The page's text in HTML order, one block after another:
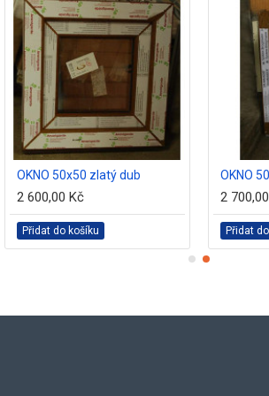
OKNO 50x50 zlatý dub
2 600,00 Kč
Přidat do košíku
OKNO
2
Přidat